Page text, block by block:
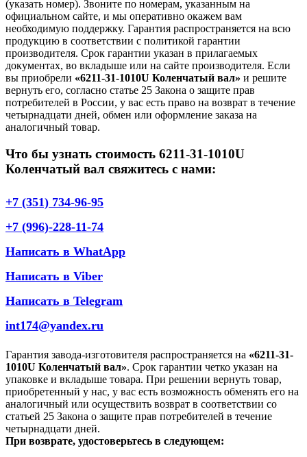
(указать номер). Звоните по номерам, указанным на
официальном сайте, и мы оперативно окажем вам
необходимую поддержку. Гарантия распространяется на всю
продукцию в соответствии с политикой гарантии
производителя. Срок гарантии указан в прилагаемых
документах, во вкладыше или на сайте производителя. Если
вы приобрели «6211-31-1010U Коленчатый вал» и решите
вернуть его, согласно статье 25 Закона о защите прав
потребителей в России, у вас есть право на возврат в течение
четырнадцати дней, обмен или оформление заказа на
аналогичный товар.
Что бы узнать стоимость 6211-31-1010U
Коленчатый вал свяжитесь с нами:
+7 (351) 734-96-95
+7 (996)-228-11-74
Написать в WhatApp
Написать в Viber
Написать в Telegram
int174@yandex.ru
Гарантия завода-изготовителя распространяется на «6211-31-
1010U Коленчатый вал». Срок гарантии четко указан на
упаковке и вкладыше товара. При решении вернуть товар,
приобретенный у нас, у вас есть возможность обменять его на
аналогичный или осуществить возврат в соответствии со
статьей 25 Закона о защите прав потребителей в течение
четырнадцати дней.
При возврате, удостоверьтесь в следующем: